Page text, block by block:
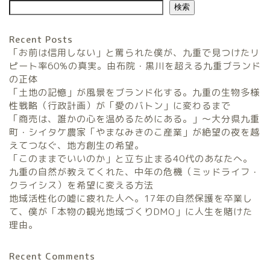
検索
Recent Posts
「お前は信用しない」と罵られた僕が、九重で見つけたリ
ピート率60%の真実。由布院・黒川を超える九重ブランド
の正体
「土地の記憶」が風景をブランド化する。九重の生物多様
性戦略（行政計画）が「愛のバトン」に変わるまで
「商売は、誰かの心を温めるためにある。」〜大分県九重
町・シイタケ農家「やまなみきのこ産業」が絶望の夜を越
えてつなぐ、地方創生の希望。
「このままでいいのか」と立ち止まる40代のあなたへ。
九重の自然が教えてくれた、中年の危機（ミッドライフ・
クライシス）を希望に変える方法
地域活性化の嘘に疲れた人へ。17年の自然保護を卒業し
て、僕が「本物の観光地域づくりDMO」に人生を賭けた
理由。
Recent Comments
農家民宿FarmStay
暮らしと農のタネLifeStyle
観光地域づくりタネ
TourismDevelopment
田舎の仕事のタネ